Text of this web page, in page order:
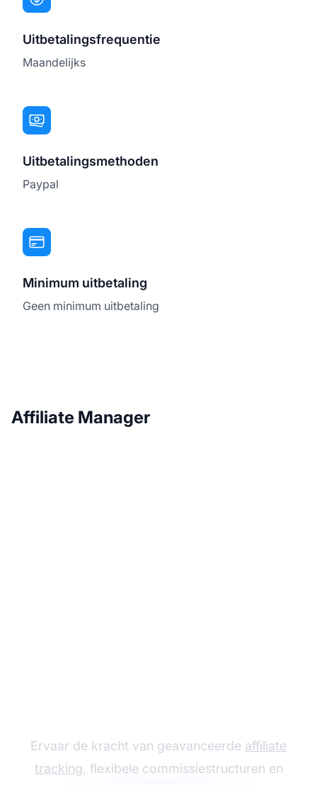
Uitbetalingsfrequentie
Maandelijks
Uitbetalingsmethoden
Paypal
Minimum uitbetaling
Geen minimum uitbetaling
Affiliate Manager
Ervaar de kracht van geavanceerde affiliate
tracking, flexibele commissiestructuren en